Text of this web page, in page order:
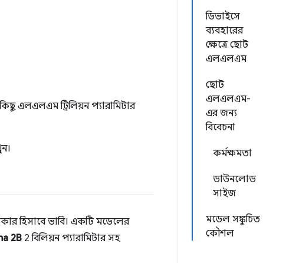
ডিভাইসে
ব্যবহারের
ক্ষেত্রে ছোট
এলএলএম
ছোট
এলএলএম-
এর জন্য
বিবেচনা
কর্মক্ষমতা
ডাউনলোড
সাইজ
মডেল সঙ্কুচিত
কৌশল
এলএলএম ট্রিলিয়ন প্যারামিটার
হিসাবে ভাবি। একটি মডেলের
2B 2 বিলিয়ন প্যারামিটার সহ